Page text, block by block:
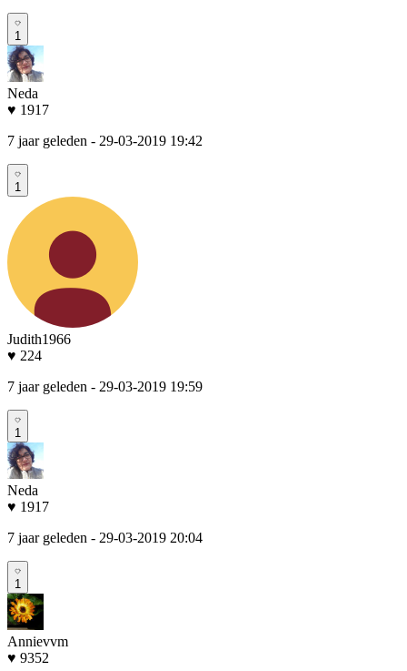
1
Neda
♥ 1917
7 jaar geleden - 29-03-2019 19:42
1
Judith1966
♥ 224
7 jaar geleden - 29-03-2019 19:59
1
Neda
♥ 1917
7 jaar geleden - 29-03-2019 20:04
1
Annievvm
♥ 9352